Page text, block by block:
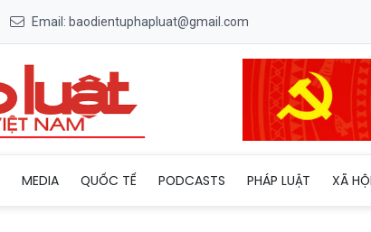
Email: baodientuphapluat@gmail.com
MEDIA QUỐC TẾ PODCASTS PHÁP LUẬT XÃ HỘI